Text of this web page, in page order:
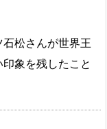
松さんが世界王
象を残したこと